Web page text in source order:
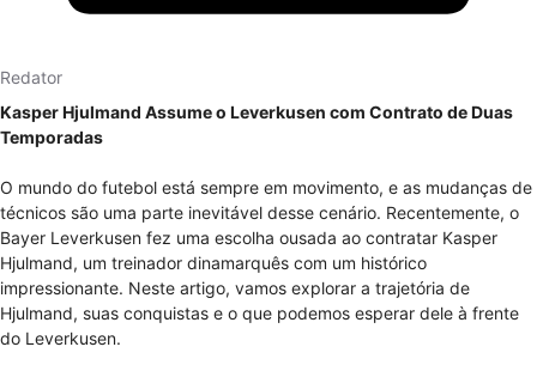
Redator
Kasper Hjulmand Assume o Leverkusen com Contrato de Duas
Temporadas
O mundo do futebol está sempre em movimento, e as mudanças de
técnicos são uma parte inevitável desse cenário. Recentemente, o
Bayer Leverkusen fez uma escolha ousada ao contratar Kasper
Hjulmand, um treinador dinamarquês com um histórico
impressionante. Neste artigo, vamos explorar a trajetória de
Hjulmand, suas conquistas e o que podemos esperar dele à frente
do Leverkusen.